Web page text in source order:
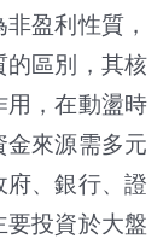
盈利性質，
的區別，其核
用，在動盪時
金來源需多元
府、銀行、證
要投資於大盤